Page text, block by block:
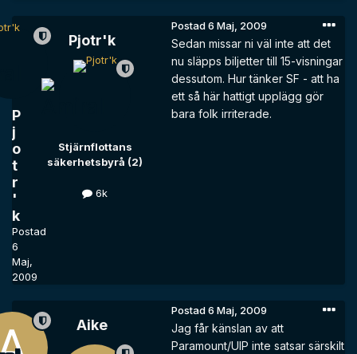
P
j
o
t
r
'
k
Postad
6
Maj,
2009
Pjotr'k
Stjärnflottans
säkerhetsbyrå (2)
6k
Postad6 Maj, 2009
Sedan missar ni väl inte att det
nu släpps biljetter till 15-visningar
dessutom. Hur tänker SF - att ha
ett så här hattigt upplägg gör
bara folk irriterade.
Aike
Postad6 Maj, 2009
Jag får känslan av att
Paramount/UIP inte satsar särskilt